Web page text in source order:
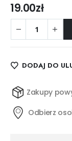
19.00zł
DODAJ DO
Zakupy
Odbierz